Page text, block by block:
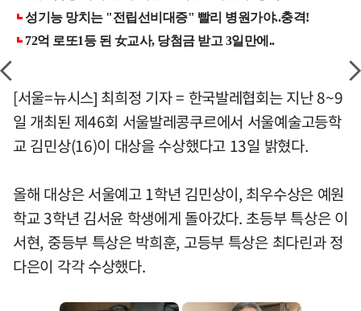
[서울=뉴시스] 최희정 기자 = 한국발레협회는 지난 8~9
일 개최된 제46회 서울발레콩쿠르에서 서울예술고등학
교 김민상(16)이 대상을 수상했다고 13일 밝혔다.
올해 대상은 서울예고 1학년 김민상이, 최우수상은 예원
학교 3학년 김서윤 학생에게 돌아갔다. 초등부 특상은 이
서현, 중등부 특상은 박희훈, 고등부 특상은 최다린과 정
다은이 각각 수상했다.